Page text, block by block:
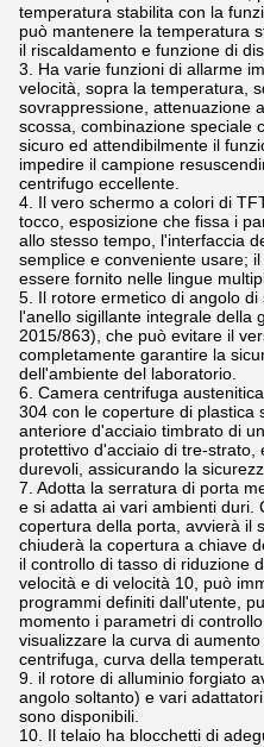
temperatura stabilita con la
può mantenere la temperatura
il riscaldamento e funzione di
3. Ha varie funzioni di allarme
velocità, sopra la temperatura,
sovrappressione, attenuazione
scossa, combinazione speciale
sicuro ed attendibilmente il
impedire il campione
centrifugo eccellente.
4. Il vero schermo a colori di
tocco, esposizione che fissa i
allo stesso tempo, l'interfaccia
semplice e conveniente usare;
essere fornito nelle lingue
5. Il rotore ermetico di angolo
l'anello sigillante integrale della
2015/863), che può evitare il
completamente garantire la
dell'ambiente del laboratorio.
6. Camera centrifuga
304 con le coperture di plastica
anteriore d'acciaio timbrato di
protettivo d'acciaio di tre-
durevoli, assicurando la
7. Adotta la serratura di porta
e si adatta ai vari ambienti duri.
copertura della porta, avvierà il
chiuderà la copertura a chiave
il controllo di tasso di riduzione
velocità e di velocità 10, può
programmi definiti dall'utente,
momento i parametri di
visualizzare la curva di
centrifuga, curva della
9. il rotore di alluminio forgiato
angolo soltanto) e vari
sono disponibili.
10. Il telaio ha blocchetti di